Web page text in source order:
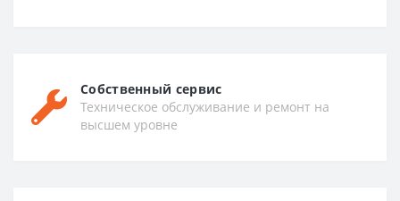
Собственный сервис
Техническое обслуживание и ремонт на
высшем уровне